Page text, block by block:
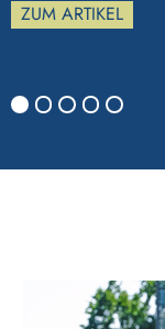
ZUM ARTIKEL